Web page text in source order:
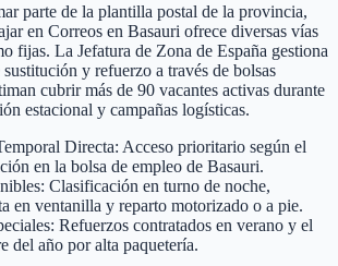
parte de la plantilla postal de la provincia,
en Correos en Basauri ofrece diversas vías
fijas. La Jefatura de Zona de España gestiona
y refuerzo a través de bolsas
cubrir más de 90 vacantes activas durante
estacional y campañas logísticas.
Directa: Acceso prioritario según el
en la bolsa de empleo de Basauri.
Clasificación en turno de noche,
en ventanilla y reparto motorizado o a pie.
Refuerzos contratados en verano y el
del año por alta paquetería.